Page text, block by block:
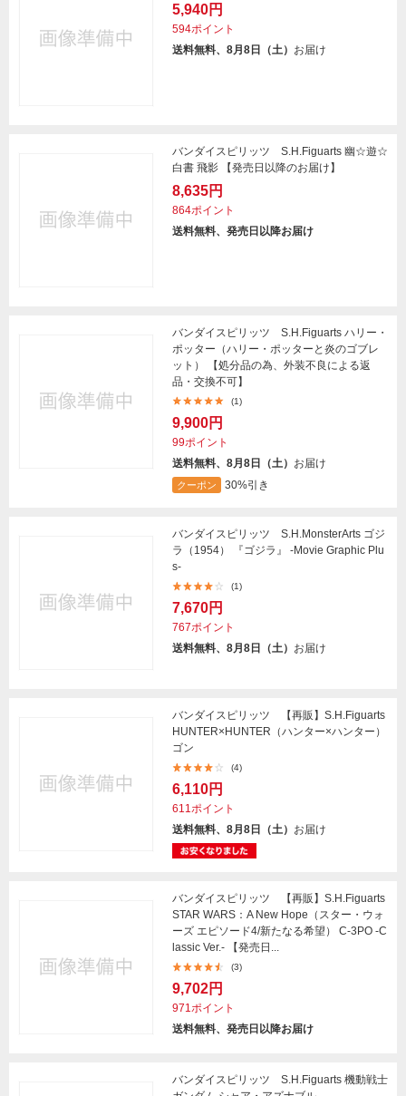
5,940円
594ポイント
送料無料、8月8日（土） お届け
バンダイスピリッツ S.H.Figuarts 幽☆遊☆
白書 飛影 【発売日以降のお届け】
8,635円
864ポイント
送料無料、発売日以降お届け
バンダイスピリッツ S.H.Figuarts ハリー・
ポッター（ハリー・ポッターと炎のゴブレ
ット） 【処分品の為、外装不良による返
品・交換不可】
(1)
9,900円
99ポイント
送料無料、8月8日（土） お届け
クーポン 30%引き
バンダイスピリッツ S.H.MonsterArts ゴジ
ラ（1954） 『ゴジラ』 -Movie Graphic Plu
s-
(1)
7,670円
767ポイント
送料無料、8月8日（土） お届け
バンダイスピリッツ 【再販】S.H.Figuarts
HUNTER×HUNTER（ハンター×ハンター）
ゴン
(4)
6,110円
611ポイント
送料無料、8月8日（土） お届け
バンダイスピリッツ 【再販】S.H.Figuarts
STAR WARS：A New Hope（スター・ウォ
ーズ エピソード4/新たなる希望） C-3PO -C
lassic Ver.- 【発売日...
(3)
9,702円
971ポイント
送料無料、発売日以降お届け
バンダイスピリッツ S.H.Figuarts 機動戦士